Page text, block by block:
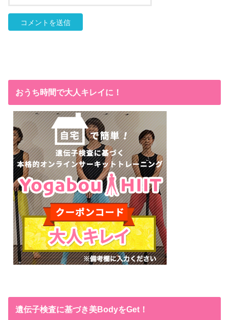
おうち時間で大人キレイに！
遺伝子検査に基づき美BodyをGet！